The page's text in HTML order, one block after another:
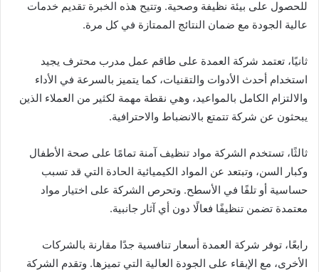
للحصول على بيئة نظيفة وصحية. وتتيح هذه الخبرة تقديم خدمات
عالية الجودة مع ضمان النتائج الممتازة في كل مرة.
ثانيًا، تعتمد شركة العمدة على طاقم عمل مدرب محترف يجيد
استخدام أحدث الأدوات والتقنيات، كما يتميز بالسرعة في الأداء
والالتزام الكامل بالمواعيد، وهي نقطة مهمة لكثير من العملاء الذين
يبحثون عن شركة تتمتع بالانضباط والاحترافية.
ثالثًا، تستخدم الشركة مواد تنظيف آمنة تمامًا على صحة الأطفال
وكبار السن، وتبتعد عن المواد الكيميائية الحادة التي قد تسبب
حساسية أو تلفًا في الأسطح. وتحرص الشركة على اختيار مواد
معتمدة تضمن تنظيفًا فعالًا دون أي آثار جانبية.
رابعًا، توفر شركة العمدة أسعار تنافسية جدًا مقارنة بالشركات
الأخرى، مع الإبقاء على الجودة العالية التي تميزها. وتقدم الشركة